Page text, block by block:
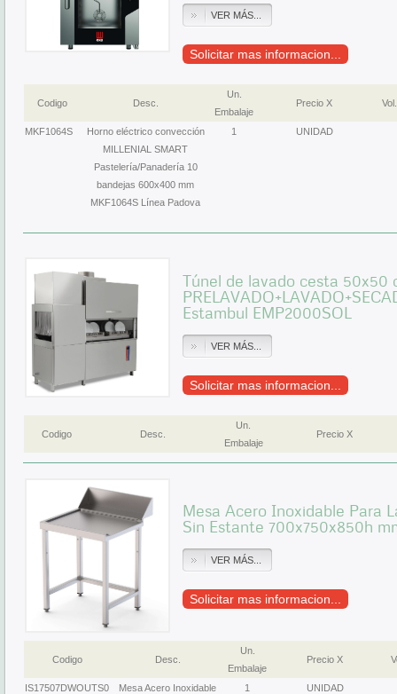
VER MÁS...
Solicitar mas informacion...
Codigo Desc.
Un.
Embalaje
Precio X Vol.
MKF1064S
Horno eléctrico convección
MILLENIAL SMART
Pastelería/Panadería 10
bandejas 600x400 mm
MKF1064S Línea Padova
1 UNIDAD
Túnel de lavado cesta 50x50
Estambul EMP2000SOL
VER MÁS...
Solicitar mas informacion...
Codigo Desc.
Un.
Embalaje
Precio X
Mesa Acero Inoxidable Para
Sin Estante 700x750x850h
VER MÁS...
Solicitar mas informacion...
Codigo Desc.
Un.
Embalaje
Precio X
IS17507DWOUTS0
Mesa Acero Inoxidable
1 UNIDAD